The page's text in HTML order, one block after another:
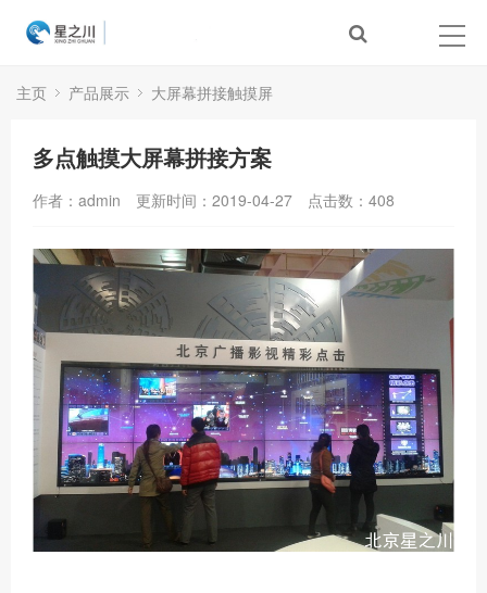
主页 产品展示 大屏幕拼接触摸屏
多点触摸大屏幕拼接方案
作者：admin 更新时间：2019-04-27 点击数： 408